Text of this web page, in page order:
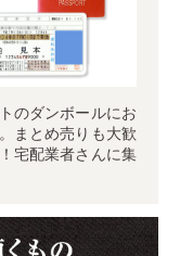
のダンボールにお
まとめ売りも大歓
宅配業者さんに集